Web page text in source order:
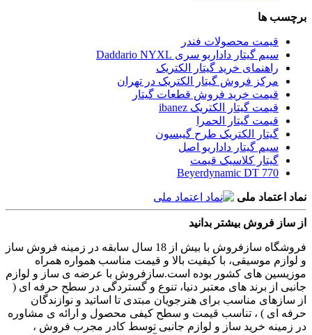
برچسب ها
قیمت محصولات فندر
سیم گیتار داداریو سری Daddario NYXL
راهنمای خرید گیتار الکتریک
مرکز فروش گیتار الکتریک در تهران
قیمت خرید فروش قطعات گیتار
قیمت گیتار الکتریک ibanez
قیمت گیتار الحمرا
گیتار الکتریک طرح گیبسون
سیم گیتار داداریو اصل
گیتار کلاسیک قیمت
Beyerdynamic DT 770
نماد اعتماد ملی
از ساز فروش بیشتر بدانید
فروشگاه سازفروش با بیش از 18 سال سابقه در زمینه فروش ساز
و لوازم موسیقی، با کیفیت بالا و قیمت مناسب همواره همراه
موزیسین های کشور بوده است.سازفروش با عرضه ی ساز و لوازم
جانبی از برند های معتبر دنیا، تنوع و گستردگی در سطح حرفه ای (
از سازهای مناسب برای هنرجویان مبتدی تا اساتید و نوازندگان
حرفه ای ) ، تناسب قیمت و سطح کیفی محصول و ارائه ی مشاوره
در زمینه خرید ساز و لوازم جانبی توسط کادر مجرب فروش ،